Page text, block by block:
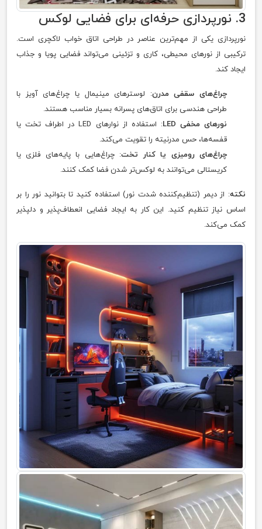
3. نورپردازی حرفه‌ای برای فضایی لوکس
نورپردازی یکی از مهم‌ترین عناصر در طراحی اتاق خواب لاکچری است.
ترکیبی از نورهای محیطی، کاری و تزئینی می‌تواند فضایی پویا و جذاب
ایجاد کند.
چراغ‌های سقفی مدرن: لوسترهای مینیمال یا چراغ‌های آویز با
طراحی هندسی برای اتاق‌های پسرانه بسیار مناسب هستند.
نورهای مخفی LED
: استفاده از نوارهای LED در اطراف تخت یا
قفسه‌ها، حس مدرنیته را تقویت می‌کند.
چراغ‌های رومیزی یا کنار تخت: چراغ‌هایی با پایه‌های فلزی یا
کریستالی می‌توانند به لوکس‌تر شدن فضا کمک کنند.
نکته: از دیمر (تنظیم‌کننده شدت نور) استفاده کنید تا بتوانید نور را بر
اساس نیاز تنظیم کنید. این کار به ایجاد فضایی انعطاف‌پذیر و دلپذیر
کمک می‌کند.